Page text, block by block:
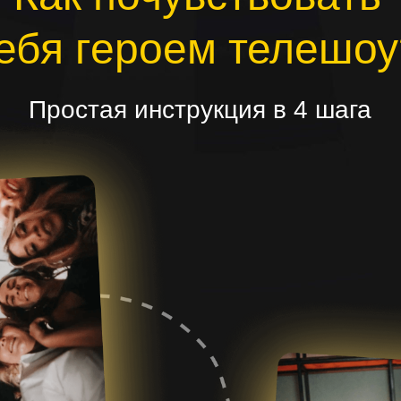
героем
Простая инструкция в 4 шага